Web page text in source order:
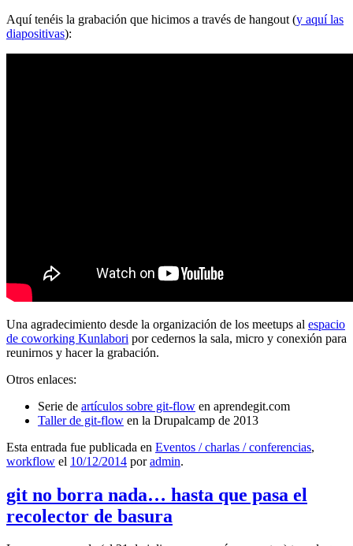
Aquí tenéis la grabación que hicimos a través de hangout (y aquí las
diapositivas):
Una agradecimiento desde la organización de los meetups al espacio
de coworking Kunlabori por cedernos la sala, micro y conexión para
reunirnos y hacer la grabación.
Otros enlaces:
Serie de artículos sobre git-flow en aprendegit.com
Taller de git-flow en la Drupalcamp de 2013
Esta entrada fue publicada en Eventos / charlas / conferencias,
workflow el 10/12/2014 poradmin.
git no borra nada… hasta que pasa el
recolector de basura